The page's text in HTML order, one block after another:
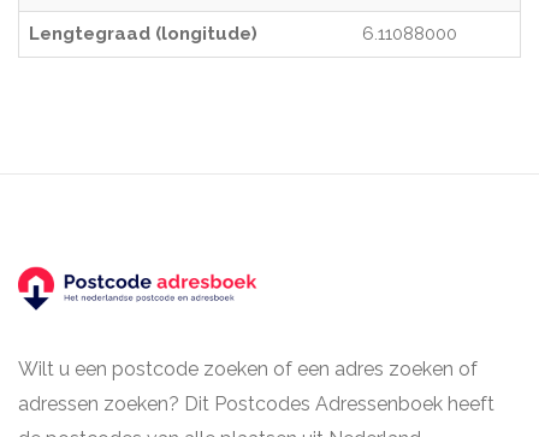
Lengtegraad (longitude) 6.11088000
Wilt u een postcode zoeken of een adres zoeken of
adressen zoeken? Dit Postcodes Adressenboek heeft